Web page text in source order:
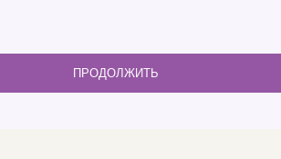
ПРОДОЛЖИТЬ